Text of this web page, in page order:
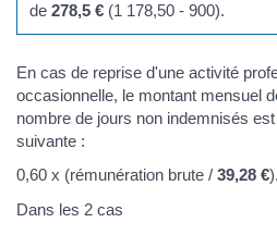
de278,5 € (1 178,50 - 900).
En cas de reprise d'une activité
occasionnelle, le montant mensuel
nombre de jours non indemnisés
suivante :
0,60 x (rémunération brute / 39,28 €).
Dans les 2 cas